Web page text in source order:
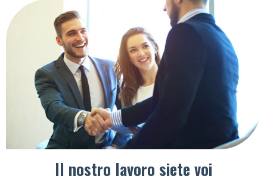
Il nostro lavoro siete voi